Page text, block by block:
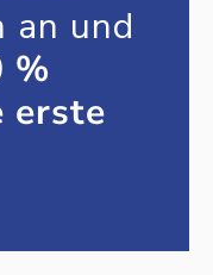
an und
%
erste